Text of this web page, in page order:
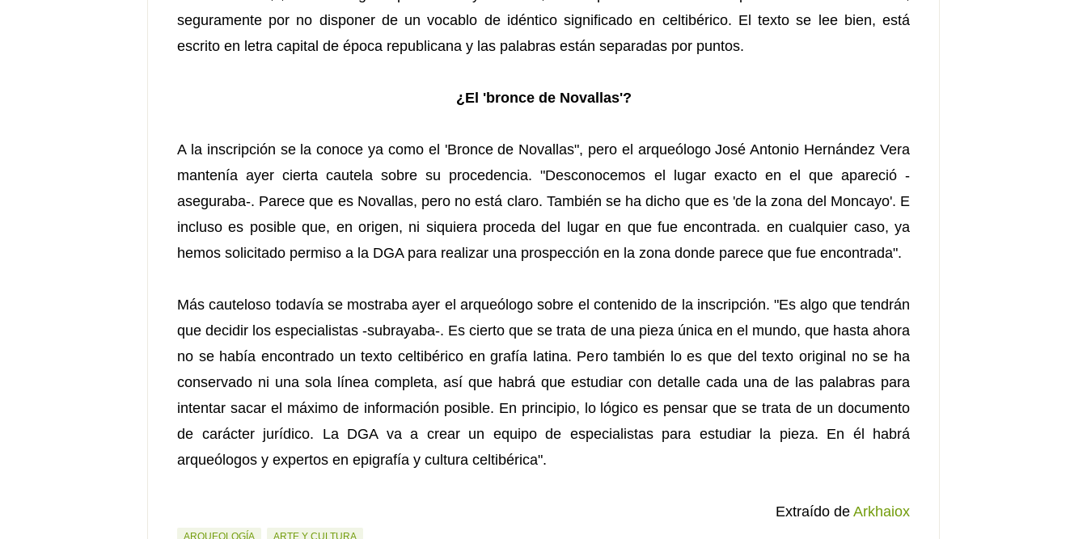
seguramente por no disponer de un vocablo de idéntico significado en celtibérico. El texto se lee bien, está
escrito en letra capital de época republicana y las palabras están separadas por puntos.
¿El 'bronce de Novallas'?
A la inscripción se la conoce ya como el 'Bronce de Novallas", pero el arqueólogo José Antonio Hernández Vera
mantenía ayer cierta cautela sobre su procedencia. "Desconocemos el lugar exacto en el que apareció -
aseguraba-. Parece que es Novallas, pero no está claro. También se ha dicho que es 'de la zona del Moncayo'. E
incluso es posible que, en origen, ni siquiera proceda del lugar en que fue encontrada. en cualquier caso, ya
hemos solicitado permiso a la DGA para realizar una prospección en la zona donde parece que fue encontrada".
Más cauteloso todavía se mostraba ayer el arqueólogo sobre el contenido de la inscripción. "Es algo que tendrán
que decidir los especialistas -subrayaba-. Es cierto que se trata de una pieza única en el mundo, que hasta ahora
no se había encontrado un texto celtibérico en grafía latina. Pero también lo es que del texto original no se ha
conservado ni una sola línea completa, así que habrá que estudiar con detalle cada una de las palabras para
intentar sacar el máximo de información posible. En principio, lo lógico es pensar que se trata de un documento
de carácter jurídico. La DGA va a crear un equipo de especialistas para estudiar la pieza. En él habrá
arqueólogos y expertos en epigrafía y cultura celtibérica".
Extraído de Arkhaiox
ARQUEOLOGÍA ARTE Y CULTURA